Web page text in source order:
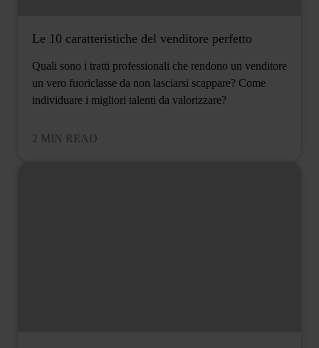
Le 10 caratteristiche del venditore perfetto
Quali sono i tratti professionali che rendono un venditore
un vero fuoriclasse da non lasciarsi scappare? Come
individuare i migliori talenti da valorizzare?
2 MIN READ